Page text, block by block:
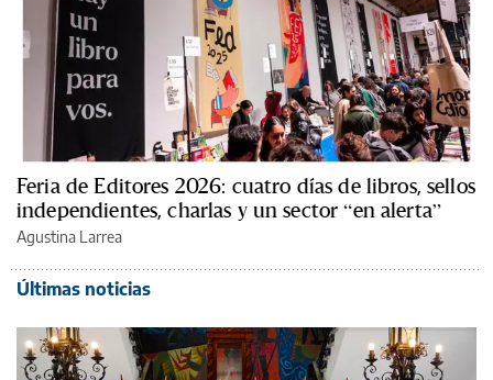
Feria de Editores 2026: cuatro días de libros, sellos
independientes, charlas y un sector “en alerta”
Agustina Larrea
Últimas noticias